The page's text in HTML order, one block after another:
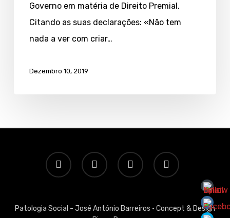
Governo em matéria de Direito Premial.
Citando as suas declarações: «Não tem
nada a ver com criar…
Dezembro 10, 2019
twitter facebook linkedin email
Patologia Social - José António Barreiros · Concept & Design